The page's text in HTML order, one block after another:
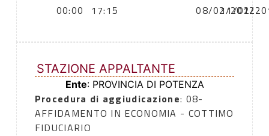
00:00
17:15
08/02/2012
11/02/
STAZIONE APPALTANTE
Ente: PROVINCIA DI POTENZA
Procedura di aggiudicazione: 08-
AFFIDAMENTO IN ECONOMIA - COTTIMO
FIDUCIARIO